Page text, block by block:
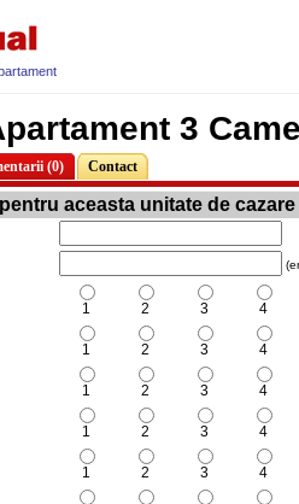
3
(0) Contact
aceasta unitate de cazare
1 2 3
4
1 2 3
4
1 2 3
4
1 2 3
4
1 2 3
4